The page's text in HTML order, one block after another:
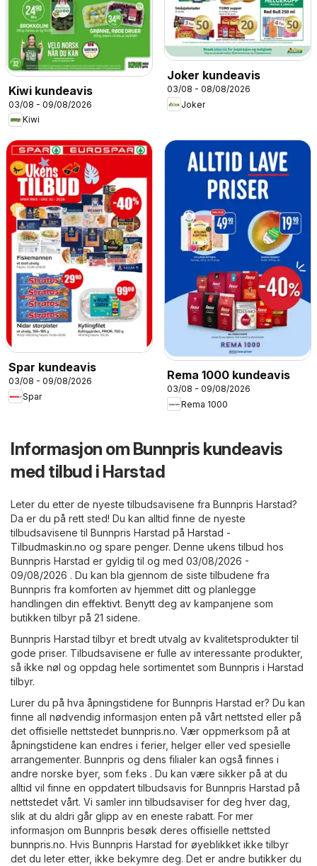
Kiwi kundeavis
03/08 - 09/08/2026
Kiwi
Joker kundeavis
03/08 - 08/08/2026
Joker
Spar kundeavis
03/08 - 09/08/2026
Spar
Rema 1000 kundeavis
03/08 - 09/08/2026
Rema 1000
Informasjon om Bunnpris kundeavis
med tilbud i Harstad
Leter du etter de nyeste tilbudsavisene fra Bunnpris Harstad?
Da er du på rett sted! Du kan alltid finne de nyeste
tilbudsavisene til Bunnpris Harstad på Harstad -
Tilbudmaskin.no og spare penger. Denne ukens tilbud hos
Bunnpris Harstad er gyldig til og med 03/08/2026 -
09/08/2026 . Du kan bla gjennom de siste tilbudene fra
Bunnpris fra komforten av hjemmet ditt og planlegge
handlingen din effektivt. Benytt deg av kampanjene som
butikken tilbyr på 21 sidene.
Bunnpris Harstad tilbyr et bredt utvalg av kvalitetsprodukter til
gode priser. Tilbudsavisene er fulle av interessante produkter,
så ikke nøl og oppdag hele sortimentet som Bunnpris i Harstad
tilbyr.
Lurer du på hva åpningstidene for Bunnpris Harstad er? Du kan
finne all nødvendig informasjon enten på vårt nettsted eller på
det offisielle nettstedet bunnpris.no. Vær oppmerksom på at
åpningstidene kan endres i ferier, helger eller ved spesielle
arrangementer. Bunnpris og dens filialer kan også finnes i
andre norske byer, som f.eks . Du kan være sikker på at du
alltid vil finne en oppdatert tilbudsavis for Bunnpris Harstad på
nettstedet vårt. Vi samler inn tilbudsaviser for deg hver dag,
slik at du aldri går glipp av en eneste rabatt. For mer
informasjon om Bunnpris besøk deres offisielle nettsted
bunnpris.no. Hvis Bunnpris Harstad for øyeblikket ikke tilbyr
det du leter etter, ikke bekymre deg. Det er andre butikker du